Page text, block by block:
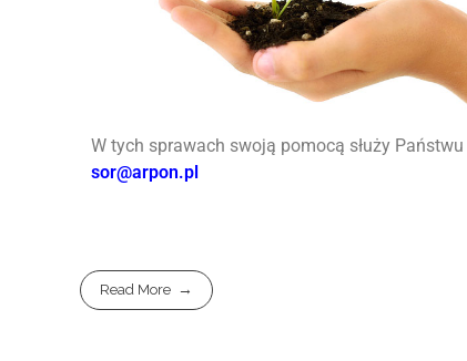
W tych sprawach swoją pomocą służy Państwu
sor@arpon.pl
Read More